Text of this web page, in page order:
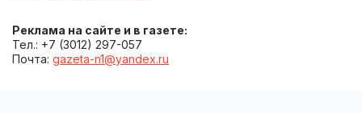
Реклама на сайте и в газете:
Тел.: +7 (3012) 297-057
Почта: gazeta-n1@yandex.ru